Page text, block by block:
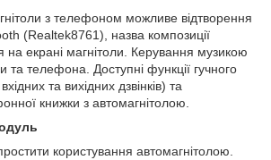
з телефоном можливе відтворення
(Realtek8761), назва композиції
на екрані магнітоли. Керування музикою
та телефона. Доступні функції гучного
та вихідних дзвінків) та
книжки з автомагнітолою.
користування автомагнітолою.